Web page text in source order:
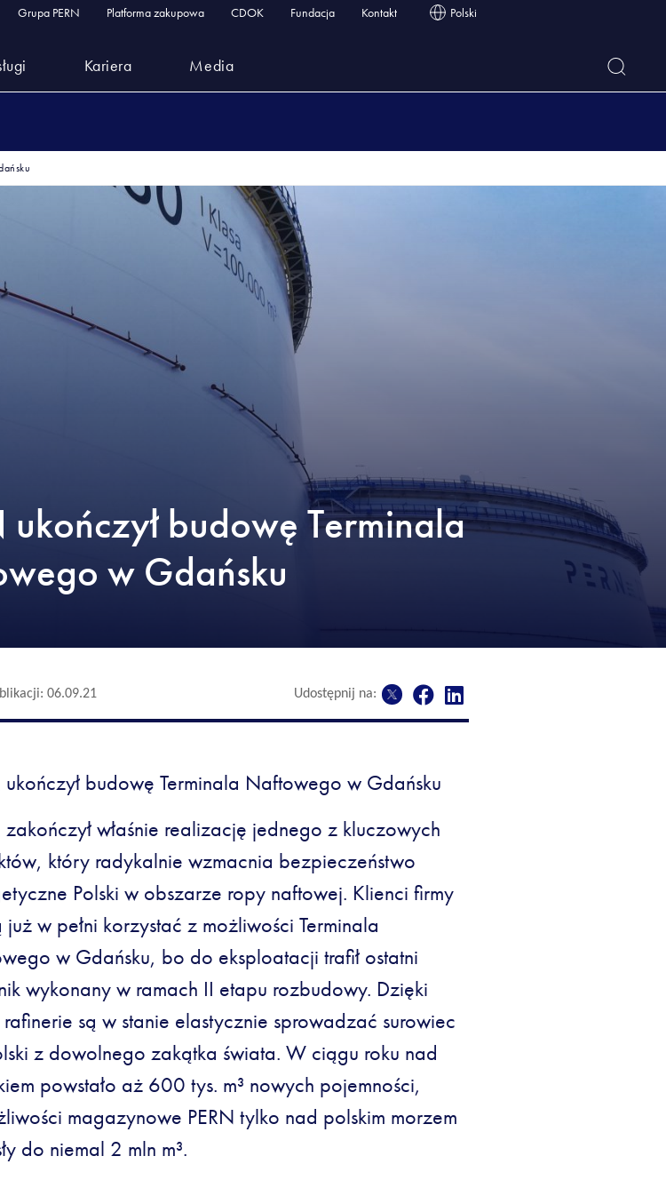
Grupa PERN Platforma zakupowa CDOK Fundacja Kontakt Polski
Kariera Media
ukończył budowę Terminala
w Gdańsku
06.09.21 Udostępnij na:
ukończył budowę Terminala Naftowego w Gdańsku
zakończył właśnie realizację jednego z kluczowych
który radykalnie wzmacnia bezpieczeństwo
Polski w obszarze ropy naftowej. Klienci firmy
już w pełni korzystać z możliwości Terminala
w Gdańsku, bo do eksploatacji trafił ostatni
wykonany w ramach II etapu rozbudowy. Dzięki
są w stanie elastycznie sprowadzać surowiec
z dowolnego zakątka świata. W ciągu roku nad
powstało aż 600 tys. m³ nowych pojemności,
magazynowe PERN tylko nad polskim morzem
do niemal 2 mln m³.